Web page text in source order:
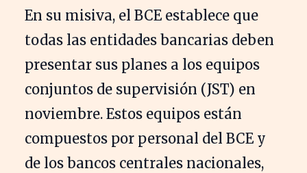
En su misiva, el BCE establece que
todas las entidades bancarias deben
presentar sus planes a los equipos
conjuntos de supervisión (JST) en
noviembre. Estos equipos están
compuestos por personal del BCE y
de los bancos centrales nacionales,